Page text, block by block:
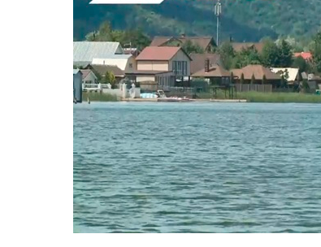
Телепроекты
Телепрограмма
ТНВ-Татарстан
ТНВ-Планета